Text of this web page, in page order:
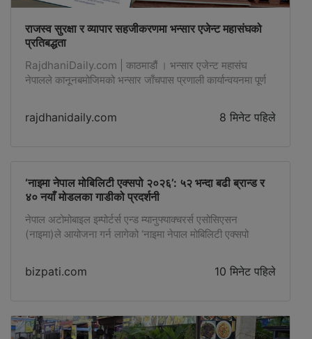
राजस्व सुरक्षा र व्यापार सहजीकरणमा भन्सार एजेन्ट महासंघको
प्रतिबद्धता
RajdhaniDaily.com | काठमाडौं । भन्सार एजेन्ट महासंघ
नेपालले कानूनबमोजिमको भन्सार जाँचपास प्रणाली कार्यान्वयनमा पूर्ण
rajdhanidaily.com 8 मिनेट पहिले
‘नाइमा नेपाल मोबिलिटी एक्सपो २०२६’: ५२ भन्दा बढी ब्रान्ड र
४० नयाँ मोडलका गाडीको प्रदर्शनी
नेपाल अटोमोबाइल इम्पोर्टर्स एन्ड म्यानुफ्याक्चरर्स एसोसिएसन
(नाइमा)ले आयोजना गर्न लागेको ‘नाइमा नेपाल मोबिलिटी एक्सपो
सार्वजनिक हुने भएका छन् । आगामी साउन २६ देखि ३१ गते अर्थात्
अगस्ट ११ देखि १६ सम्म काठमाडौंको भृकुटीमण्डपमा सञ्चालन हुने
bizpati.com 10 मिनेट पहिले